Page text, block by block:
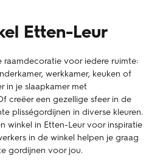
Etten-Leur
raamdecoratie voor iedere ruimte:
werkkamer, keuken of
in je slaapkamer met
creëer een gezellige sfeer in de
plisségordijnen in diverse kleuren.
winkel in Etten-Leur voor inspiratie
in de winkel helpen je graag
gordijnen voor jou.